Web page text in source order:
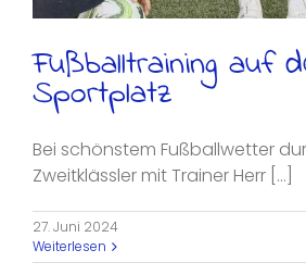
Fußballtraining auf
Sportplatz
Bei schönstem Fußballwetter
Zweitklässler mit Trainer Herr [...]
27. Juni 2024
Weiterlesen